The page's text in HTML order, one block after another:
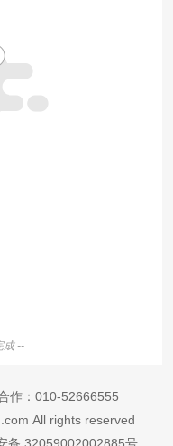
成 --
作： 010-52666555
All rights reserved
备 32059002002885号